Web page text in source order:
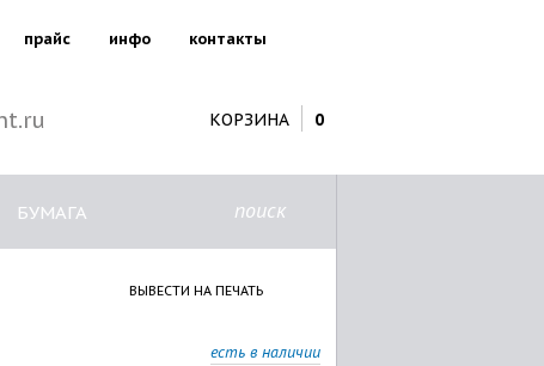
прайс инфо контакты
КОРЗИНА 0
поиск
БУМАГА
ВЫВЕСТИ НА ПЕЧАТЬ
есть в наличии